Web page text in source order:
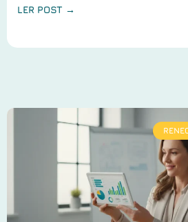
LER POST →